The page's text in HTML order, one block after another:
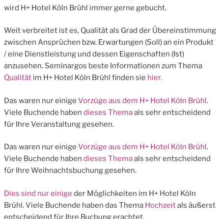
wird H+ Hotel Köln Brühl immer gerne gebucht.
Weit verbreitet ist es, Qualität als Grad der Übereinstimmung
zwischen Ansprüchen bzw. Erwartungen (Soll) an ein Produkt
/ eine Dienstleistung und dessen Eigenschaften (Ist)
anzusehen. Seminargos beste Informationen zum Thema
Qualität im H+ Hotel Köln Brühl finden sie hier.
Das waren nur einige Vorzüge aus dem H+ Hotel Köln Brühl.
Viele Buchende haben dieses Themaals sehr entscheidend
für Ihre Veranstaltung gesehen.
Das waren nur einige Vorzüge aus dem H+ Hotel Köln Brühl.
Viele Buchende haben dieses Themaals sehr entscheidend
für Ihre Weihnachtsbuchung gesehen.
Dies sind nur einige der Möglichkeiten im H+ Hotel Köln
Brühl. Viele Buchende haben das Thema Hochzeitals äußerst
entscheidend für Ihre Buchung erachtet.